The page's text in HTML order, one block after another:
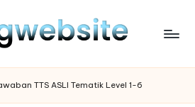
TTS ASLI Tematik Level 1-6